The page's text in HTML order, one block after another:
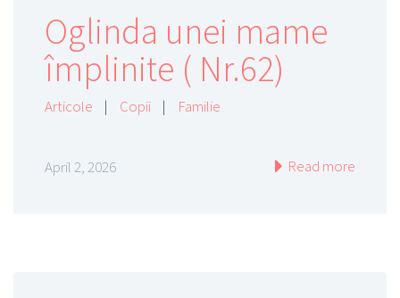
Oglinda unei mame
împlinite ( Nr.62)
Articole | Copii | Familie
April 2, 2026 Read more